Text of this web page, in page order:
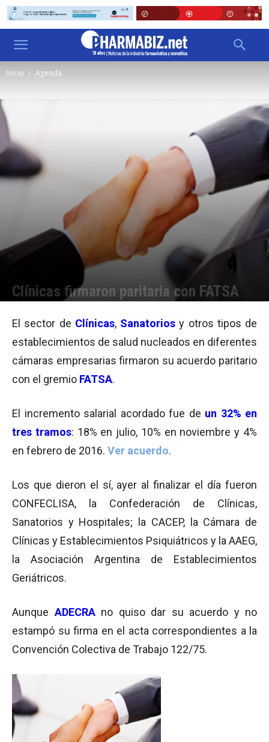
Inicio Agenda
Clínicas firmaron paritaria con FATSA
El sector de Clínicas, Sanatorios y otros tipos de
establecimientos de salud nucleados en diferentes
cámaras empresarias firmaron su acuerdo paritario
con el gremio FATSA.
El incremento salarial acordado fue de un 32% en
tres tramos: 18% en julio, 10% en noviembre y 4%
en febrero de 2016. Ver acuerdo.
Los que dieron el sí, ayer al finalizar el día fueron
CONFECLISA, la Confederación de Clínicas,
Sanatorios y Hospitales; la CACEP, la Cámara de
Clínicas y Establecimientos Psiquiátricos y la AAEG,
la Asociación Argentina de Establecimientos
Geriátricos.
Aunque ADECRA no quiso dar su acuerdo y no
estampó su firma en el acta correspondientes a la
Convención Colectiva de Trabajo 122/75.